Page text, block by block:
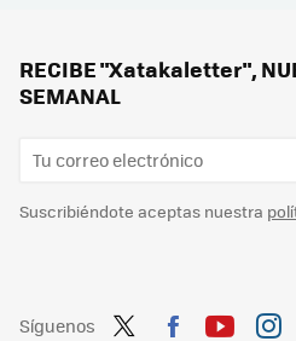
RECIBE "Xatakaletter",
SEMANAL
Suscribiéndote aceptas nuestra
Síguenos